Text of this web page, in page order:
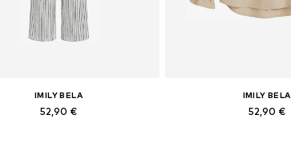
IMILY BELA
52,90 €
IMILY BELA
52,90 €